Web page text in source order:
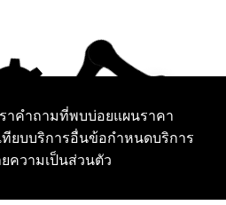
าคำถามที่พบบ่อยแผนราคา
ทียบบริการอื่นข้อกำหนดบริการ
ความเป็นส่วนตัว